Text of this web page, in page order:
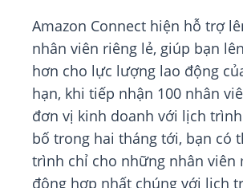
Amazon Connect hiện hỗ trợ
nhân viên riêng lẻ, giúp bạn
hơn cho lực lượng lao động
hạn, khi tiếp nhận 100 nhân
đơn vị kinh doanh với lịch
bố trong hai tháng tới, bạn có
trình chỉ cho những nhân viên
động hợp nhất chúng với lịch